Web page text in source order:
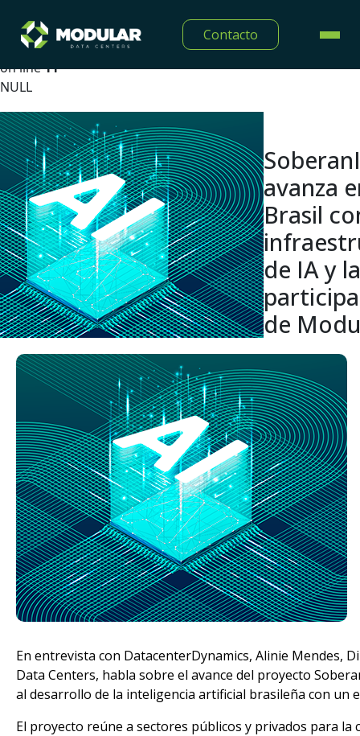
Contacto
Warning : Undefined array key "lang" in
/home/modulardtc/public_html/app/Views/midia/
on line11
NULL
avanza
Brasil
de IA y la
de
En entrevista con DatacenterDynamics, Alinie Mendes,
Data Centers, habla sobre el avance del proyecto
al desarrollo de la inteligencia artificial brasileña con un
El proyecto reúne a sectores públicos y privados para la